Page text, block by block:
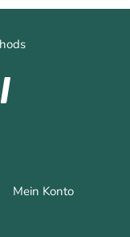
Mein Konto